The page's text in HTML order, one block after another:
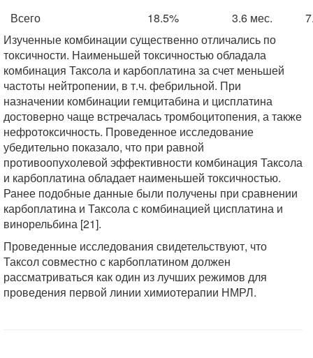
Всего 18.5% 3.6 мес.
Изученные комбинации существенно отличались по
токсичности. Наименьшей токсичностью обладала
комбинация Таксола и карбоплатина за счет меньшей
частоты нейтропении, в т.ч. фебрильной. При
назначении комбинации гемцитабина и цисплатина
достоверно чаще встречалась тромбоцитопения, а также
нефротоксичность. Проведенное исследование
убедительно показало, что при равной
противоопухолевой эффективности комбинация Таксола
и карбоплатина обладает наименьшей токсичностью.
Ранее подобные данные были получены при сравнении
карбоплатина и Таксола с комбинацией цисплатина и
винорельбина [21].
Проведенные исследования свидетельствуют, что
Таксол совместно с карбоплатином должен
рассматриваться как один из лучших режимов для
проведения первой линии химиотерапии НМРЛ.